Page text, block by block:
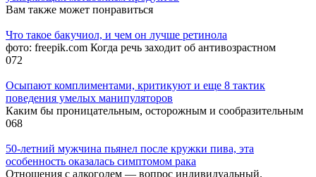
Вам также может понравиться
Что такое бакучиол, и чем он лучше ретинола
фото: freepik.com Когда речь заходит об антивозрастном
072
Осыпают комплиментами, критикуют и еще 8 тактик
поведения умелых манипуляторов
Каким бы проницательным, осторожным и сообразительным
068
50-летний мужчина пьянел после кружки пива, эта
особенность оказалась симптомом рака
Отношения с алкоголем — вопрос индивидуальный.